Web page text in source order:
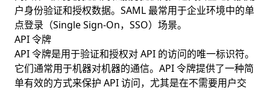
户身份验证和授权数据。SAML 最常用于企业环境中的单
点登录（Single Sign-On，SSO）场景。
API 令牌
API 令牌是用于验证和授权对 API 的访问的唯一标识符。
它们通常用于机器对机器的通信。API 令牌提供了一种简
单有效的方式来保护 API 访问，尤其是在不需要用户交